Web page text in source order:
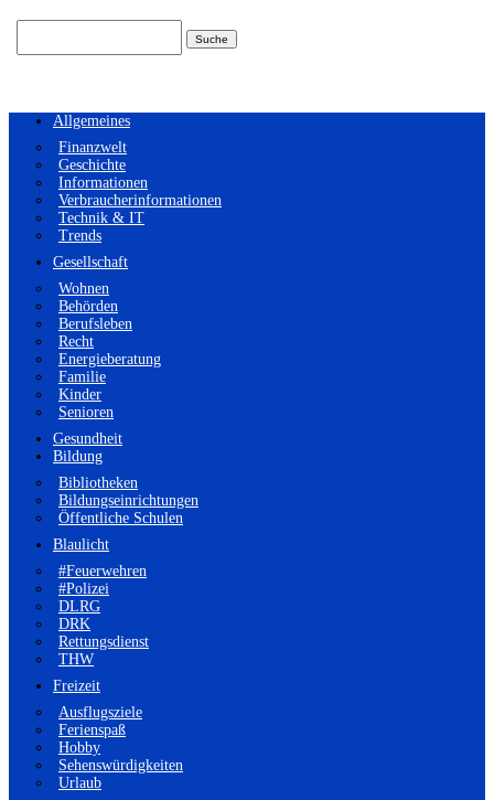
Allgemeines
Finanzwelt
Geschichte
Informationen
Verbraucherinformationen
Technik & IT
Trends
Gesellschaft
Wohnen
Behörden
Berufsleben
Recht
Energieberatung
Familie
Kinder
Senioren
Gesundheit
Bildung
Bibliotheken
Bildungseinrichtungen
Öffentliche Schulen
Blaulicht
#Feuerwehren
#Polizei
DLRG
DRK
Rettungsdienst
THW
Freizeit
Ausflugsziele
Ferienspaß
Hobby
Sehenswürdigkeiten
Urlaub